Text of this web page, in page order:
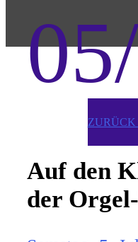
Auf den
der